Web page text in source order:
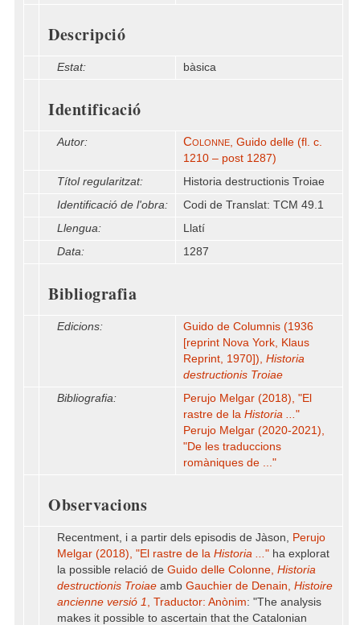
Descripció
Estat: bàsica
Identificació
Autor: Colonne, Guido delle (fl. c.
1210 – post 1287)
Títol regularitzat:
Historia destructionis Troiae
Identificació de l'obra:
Codi de Translat: TCM 49.1
Llengua:
Llatí
Data:
1287
Bibliografia
Edicions:
Guido de Columnis (1936
[reprint Nova York, Klaus
Reprint, 1970]), Historia
destructionis Troiae
Bibliografia:
Perujo Melgar (2018), "El
rastre de la Historia ..."
Perujo Melgar (2020-2021),
"De les traduccions
romàniques de ..."
Observacions
Recentment, i a partir dels episodis de Jàson, Perujo
Melgar (2018), "El rastre de la Historia ..." ha explorat
la possible relació de Guido delle Colonne, Historia
destructionis Troiae amb Gauchier de Denain, Histoire
ancienne versió 1, Traductor: Anònim: "The analysis
makes it possible to ascertain that the Catalonian